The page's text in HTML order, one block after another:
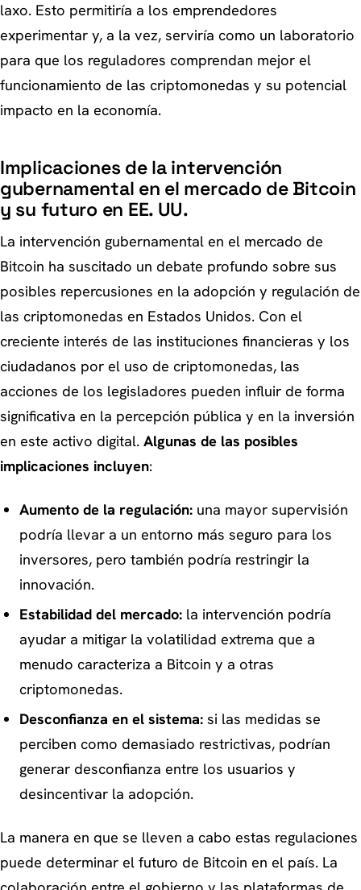
laxo. Esto permitiría a los emprendedores
experimentar y, a la vez, serviría como un laboratorio
para que los reguladores comprendan mejor el
funcionamiento de las criptomonedas y su potencial
impacto en la economía.
Implicaciones de la intervención
gubernamental en el mercado de Bitcoin
y su futuro en EE. UU.
La intervención gubernamental en el mercado de
Bitcoin ha suscitado un debate profundo sobre sus
posibles repercusiones en la adopción y regulación de
las criptomonedas en Estados Unidos. Con el
creciente interés de las instituciones financieras y los
ciudadanos por el uso de criptomonedas, las
acciones de los legisladores pueden influir de forma
significativa en la percepción pública y en la inversión
en este activo digital. Algunas de las posibles
implicaciones incluyen:
Aumento de la regulación:una mayor supervisión
podría llevar a un entorno más seguro para los
inversores, pero también podría restringir la
innovación.
Estabilidad del mercado:la intervención podría
ayudar a mitigar la volatilidad extrema que a
menudo caracteriza a Bitcoin y a otras
criptomonedas.
Desconfianza en el sistema:si las medidas se
perciben como demasiado restrictivas, podrían
generar desconfianza entre los usuarios y
desincentivar la adopción.
La manera en que se lleven a cabo estas regulaciones
puede determinar el futuro de Bitcoin en el país. La